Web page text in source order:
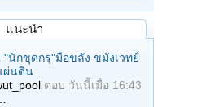
แนะนำ
"นักขุดกรุ"มือขลัง ขมังเวทย์
ผ่นดิน
ตอบ วันนี้เมื่อ 16:43